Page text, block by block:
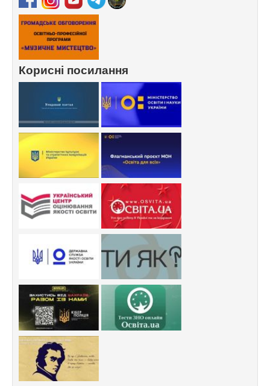
Корисні посилання